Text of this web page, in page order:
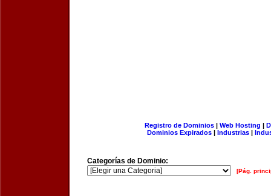
Registro de Dominios| Web Hosting |
Dominios Expirados | Industrias |
Categorías de Dominio:
[Pág.